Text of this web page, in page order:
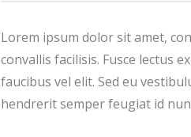
Lorem ipsum dolor sit amet,
convallis facilisis. Fusce lectus
faucibus vel elit. Sed eu
hendrerit semper feugiat id